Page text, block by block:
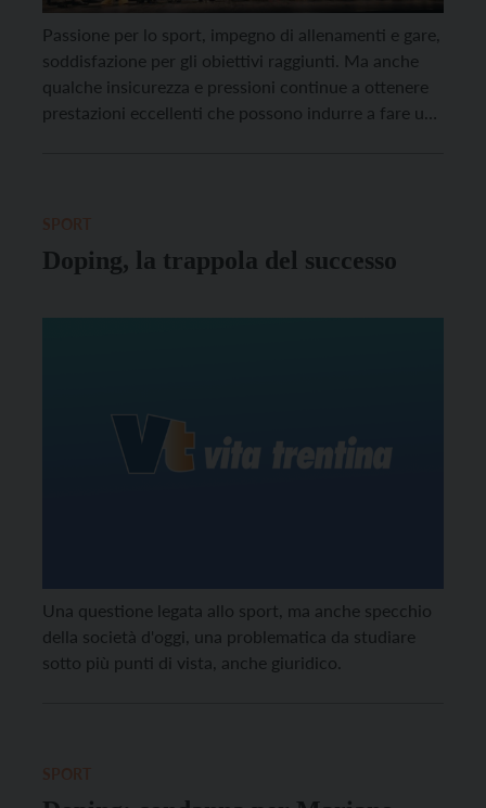
Passione per lo sport, impegno di allenamenti e gare,
soddisfazione per gli obiettivi raggiunti. Ma anche
qualche insicurezza e pressioni continue a ottenere
prestazioni eccellenti che possono indurre a fare uso
Doping, la trappola del successo
Una questione legata allo sport, ma anche specchio
della società d'oggi, una problematica da studiare
sotto più punti di vista, anche giuridico.